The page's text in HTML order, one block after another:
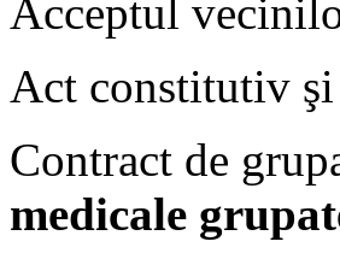
Acceptul
Act constitutiv
Contract de
medicale